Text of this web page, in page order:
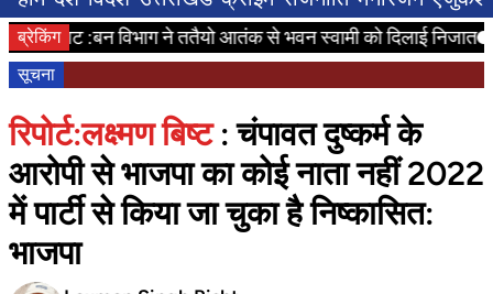
ब्रेकिंग:बन विभाग ने ततैयो आतंक से भवन स्वामी को दिलाई निजात
सूचना
रिपोर्ट:लक्ष्मण बिष्ट: चंपावत दुष्कर्म के
आरोपी से भाजपा का कोई नाता नहीं 2022
में पार्टी से किया जा चुका है निष्कासित:
भाजपा